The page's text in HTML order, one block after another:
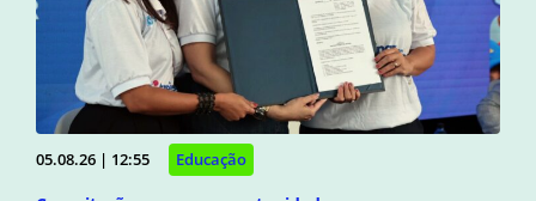
05.08.26 | 12:55 Educação